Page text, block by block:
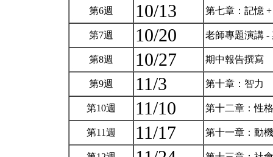
第6週 10/13 第七章：記憶
第7週 10/20 老師專題演講
第8週 10/27 期中報告撰寫
第9週 11/3 第十章：智力
第10週 11/10 第十二章：性
第11週 11/17 第十一章：動